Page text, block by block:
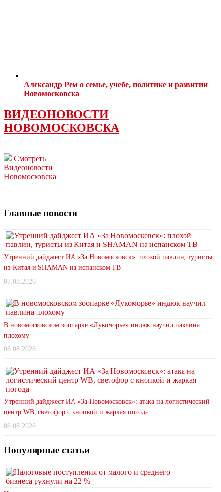
Александр Рем о семье, учебе, политике и развитии
Новомосковска
ВИДЕОНОВОСТИ
НОВОМОСКОВСКА
Смотреть
Видеоновости
Новомосковска
Главные новости
Утренний дайджест ИА «За Новомосковск»: плохой павлин, туристы
из Китая и SHAMAN на испанском ТВ
07.08.2026
В новомосковском зоопарке «Лукоморье» индюк научил павлина
плохому
06.08.2026
Утренний дайджест ИА «За Новомосковск»: атака на логистический
центр WB, светофор с кнопкой и жаркая погода
06.08.2026
Популярные статьи